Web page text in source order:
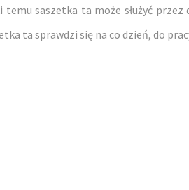
saszetka ta może służyć
ta sprawdzi się na co dzień, do